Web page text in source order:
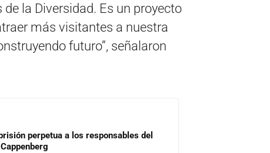
la Diversidad. Es un proyecto
más visitantes a nuestra
futuro”, señalaron
perpetua a los responsables del